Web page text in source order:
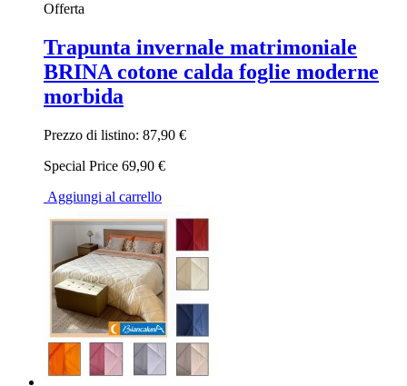
Offerta
Trapunta invernale matrimoniale
BRINA cotone calda foglie moderne
morbida
Prezzo di listino: 87,90 €
Special Price 69,90 €
Aggiungi al carrello